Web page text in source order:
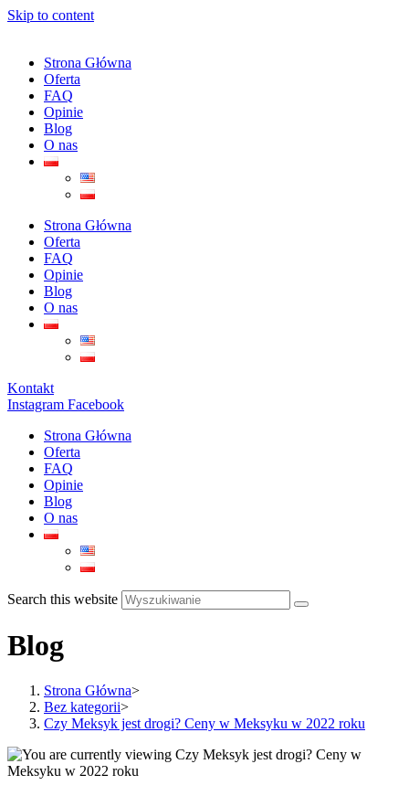
Skip to content
Strona Główna
Oferta
FAQ
Opinie
Blog
O nas
Strona Główna
Oferta
FAQ
Opinie
Blog
O nas
Kontakt
Instagram Facebook
Strona Główna
Oferta
FAQ
Opinie
Blog
O nas
Search this website
Blog
Strona Główna>
Bez kategorii>
Czy Meksyk jest drogi? Ceny w Meksyku w 2022 roku